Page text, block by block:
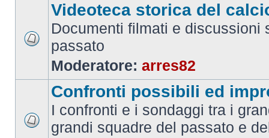
Videoteca storica del
Documenti filmati e discussioni
passato
Moderatore: arres82
Confronti possibili ed
I confronti e i sondaggi tra i
grandi squadre del passato e